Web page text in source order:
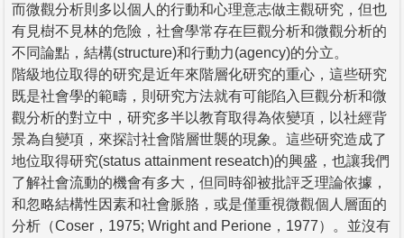
而微觀分析則多以個人的行動和心理意志做主觀研究，但也
有見樹不見林的危險，社會學常存在巨觀分析和微觀分析的
不同論點，結構(structure)和行動力(agency)的分立。
階級地位取得的研究是近年來階層化研究的重心，這些研究
既是社會學的範疇，則研究方法就有可能陷入巨觀分析和微
觀分析的對立中，研究多半以教育取得為依變項，以社經背
景為自變項，來探討社會階層世襲的現象。這些研究造成了
地位取得研究(status attainment reseatch)的興盛，也讓我們
了解社會流動的機會有多大，但同時卻被批評乏理論依據，
和忽略結構性因素和社會脈胳，或是僅重視微觀個人層面的
分析（Coser，1975; Wright and Perione，1977）。並沒有